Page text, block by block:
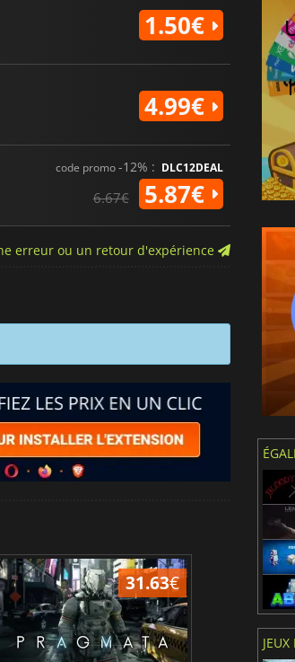
1.50€
4.99€
code promo-12% : DLC12DEAL
6.67€ 5.87€
erreur ou un retour d'expérience
31.63€